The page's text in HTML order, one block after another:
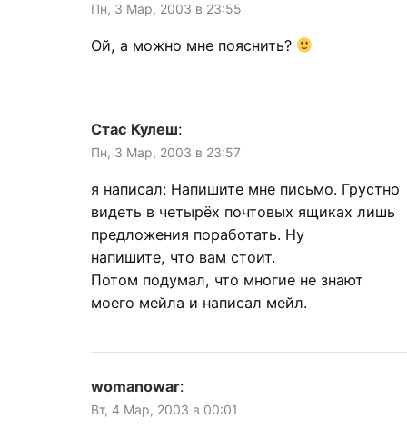
Пн, 3 Мар, 2003 в 23:55
Ой, а можно мне пояснить?
Стас Кулеш:
Пн, 3 Мар, 2003 в 23:57
я написал: Напишите мне письмо. Грустно
видеть в четырёх почтовых ящиках лишь
предложения поработать. Ну
напишите, что вам стоит.
Потом подумал, что многие не знают
моего мейла и написал мейл.
womanowar:
Вт, 4 Мар, 2003 в 00:01